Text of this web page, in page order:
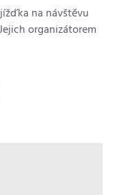
na návštěvu
organizátorem